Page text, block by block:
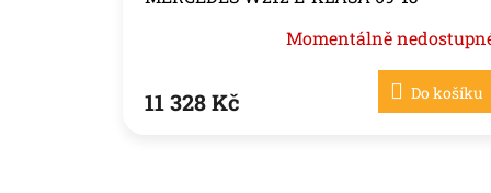
Momentálně
11 328 Kč Do košíku